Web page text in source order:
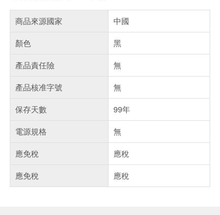
商品來源國家
中國
顏色
黑
產品責任險
無
產品核准字號
無
保存天數
99年
電源規格
無
應免稅
應稅
應免稅
應稅